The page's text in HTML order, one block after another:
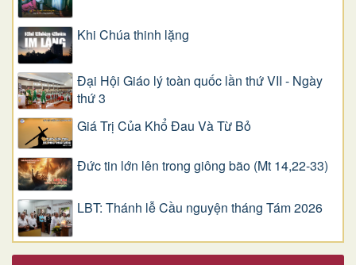
Khi Chúa thinh lặng
Đại Hội Giáo lý toàn quốc lần thứ VII - Ngày
thứ 3
Giá Trị Của Khổ Ðau Và Từ Bỏ
Đức tin lớn lên trong giông bão (Mt 14,22-33)
LBT: Thánh lễ Cầu nguyện tháng Tám 2026